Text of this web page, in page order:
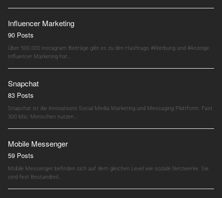
Influencer Marketing
90 Posts
Über 500.000 Instagram Beiträge gibt es zu den Hashtags #Werbung und #Anzeige.
Influencer Marketing hat…
Snapchat
83 Posts
Snapchat ist die innovativste Social Media Marketing und Messaging Plattform. Fast
300 Mio. Menschen nutzen…
Mobile Messenger
59 Posts
Mobile Messenger befinden sich auf dem gleichen Level wie soziale Netzwerke. Sie
sind fest Bestandteil…